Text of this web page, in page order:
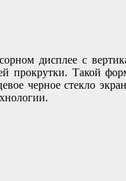
дисплее с
Такой
черное стекло